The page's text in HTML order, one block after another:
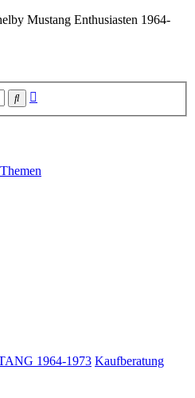
Mustang Enthusiasten 1964-
Suche
1964-1973 Kaufberatung